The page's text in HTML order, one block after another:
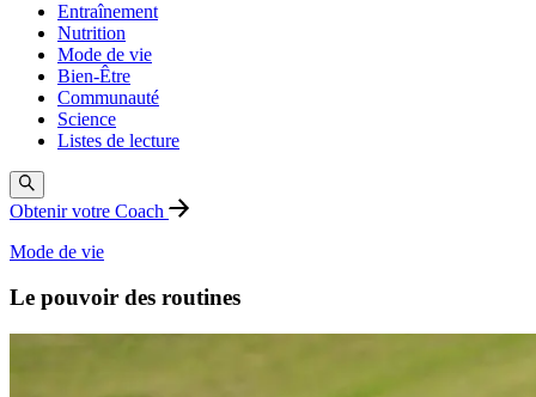
Entraînement
Nutrition
Mode de vie
Bien-Être
Communauté
Science
Listes de lecture
Obtenir votre Coach
Mode de vie
Le pouvoir des routines